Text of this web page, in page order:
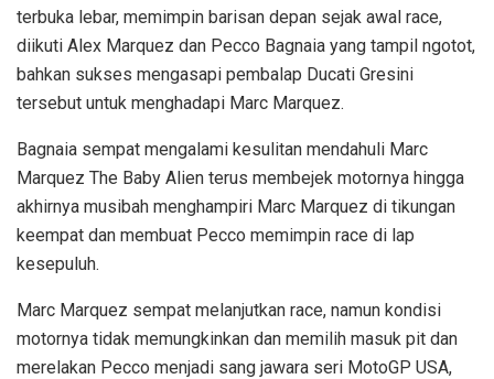
terbuka lebar, memimpin barisan depan sejak awal race,
diikuti Alex Marquez dan Pecco Bagnaia yang tampil ngotot,
bahkan sukses mengasapi pembalap Ducati Gresini
tersebut untuk menghadapi Marc Marquez.
Bagnaia sempat mengalami kesulitan mendahuli Marc
Marquez The Baby Alien terus membejek motornya hingga
akhirnya musibah menghampiri Marc Marquez di tikungan
keempat dan membuat Pecco memimpin race di lap
kesepuluh.
Marc Marquez sempat melanjutkan race, namun kondisi
motornya tidak memungkinkan dan memilih masuk pit dan
merelakan Pecco menjadi sang jawara seri MotoGP USA,